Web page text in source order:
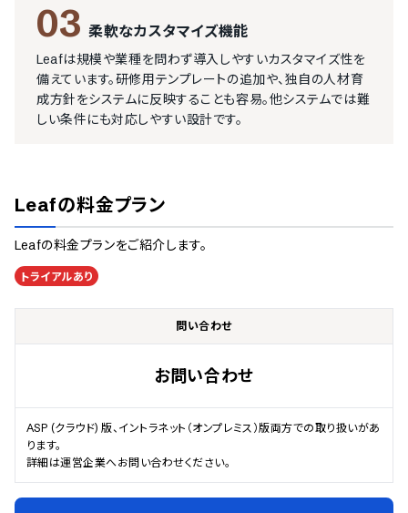
03 柔軟なカスタマイズ機能
Leafは規模や業種を問わず導入しやすいカスタマイズ性を
備えています。研修用テンプレートの追加や、独自の人材育
成方針をシステムに反映することも容易。他システムでは難
しい条件にも対応しやすい設計です。
Leafの料金プラン
Leafの料金プランをご紹介します。
トライアルあり
問い合わせ
お問い合わせ
ASP (クラウド) 版、イントラネット（オンプレミス）版両方での取り扱いがあ
ります。
詳細は運営企業へお問い合わせください。